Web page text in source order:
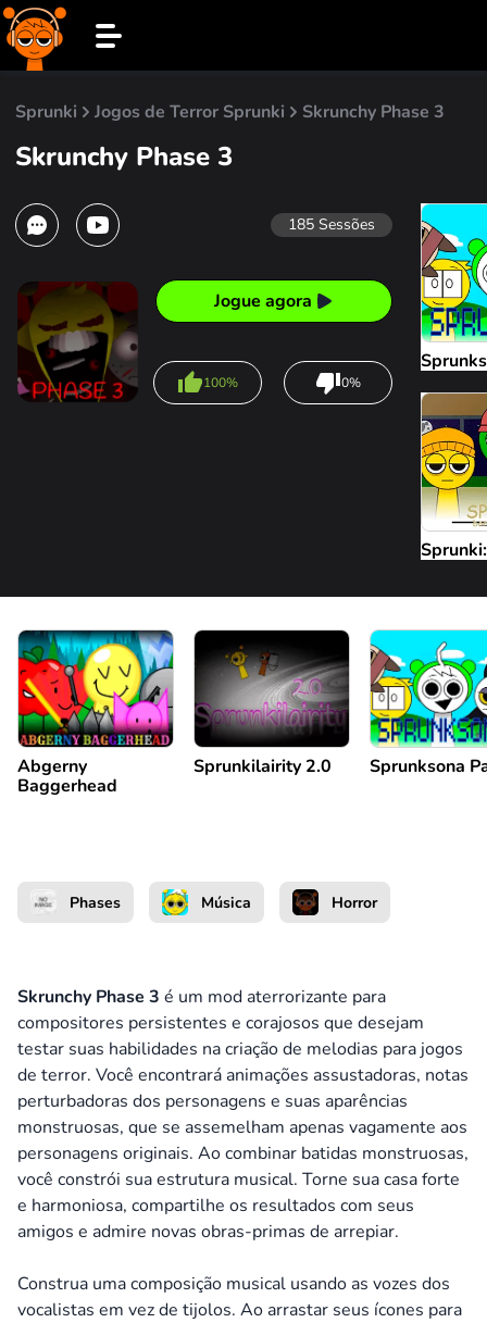
Sprunki Jogos de Terror Sprunki Skrunchy Phase 3
Skrunchy Phase 3
185 Sessões
Jogue agora
100% 0%
Abgerny
Baggerhead
Sprunkilairity 2.0 Sprunksona
Phases Música Horror
Skrunchy Phase 3 é um mod aterrorizante para
compositores persistentes e corajosos que desejam
testar suas habilidades na criação de melodias para jogos
de terror. Você encontrará animações assustadoras, notas
perturbadoras dos personagens e suas aparências
monstruosas, que se assemelham apenas vagamente aos
personagens originais. Ao combinar batidas monstruosas,
você constrói sua estrutura musical. Torne sua casa forte
e harmoniosa, compartilhe os resultados com seus
amigos e admire novas obras-primas de arrepiar.
Construa uma composição musical usando as vozes dos
vocalistas em vez de tijolos. Ao arrastar seus ícones para